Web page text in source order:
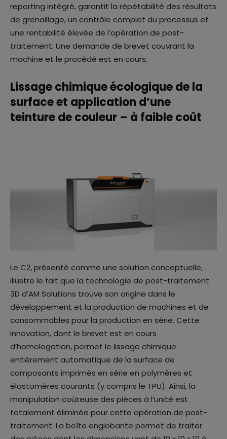
reporting intégré, garantit la répétabilité des résultats
de grenaillage, un contrôle complet du processus et
une rentabilité élevée de l’opération de post-
traitement. Une demande de brevet couvrant la
machine et le procédé est en cours.
Lissage chimique écologique de la
surface et application d’une
teinture de couleur – à faible coût
Le C2, présenté comme une solution conceptuelle,
illustre le fait que la technologie de post-traitement
3D d’AM Solutions trouve son origine dans le
développement et la production de machines et de
consommables pour la production en série. Cette
innovation, dont le brevet est en cours
d’homologation, permet le lissage chimique
entièrement automatique de la surface de
composants imprimés en série en polymères et
élastomères courants (y compris le TPU). Ainsi, la
manipulation coûteuse des pièces à l’unité est
totalement éliminée pour cette opération de post-
traitement. La boîte englobante permet de traiter